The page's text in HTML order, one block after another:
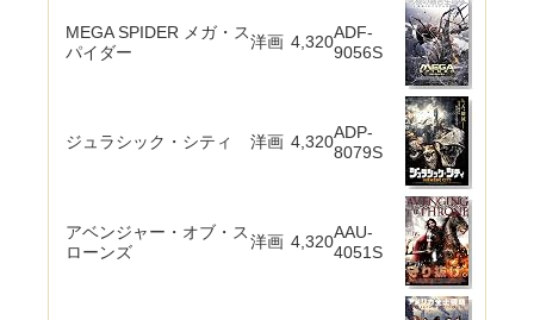
MEGA SPIDER メガ・ス
パイダー
洋画 4,320ADF-
9056S
ジュラシック・シティ 洋画 4,320ADP-
8079S
アベンジャー・オブ・ス
ローンズ
洋画 4,320AAU-
4051S